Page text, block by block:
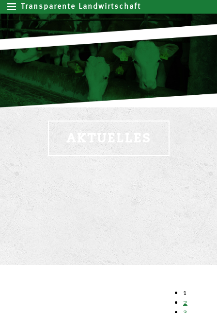
Transparente Landwirtschaft
AKTUELLES
1
2